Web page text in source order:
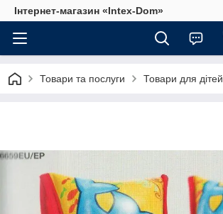
Інтернет-магазин «Intex-Dom»
Товари та послуги Товари для дітей